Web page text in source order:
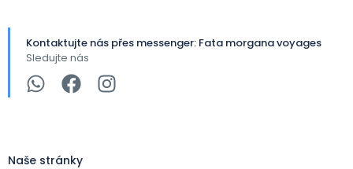
Kontaktujte nás přes messenger: Fata morgana voyages
Sledujte nás
Naše stránky